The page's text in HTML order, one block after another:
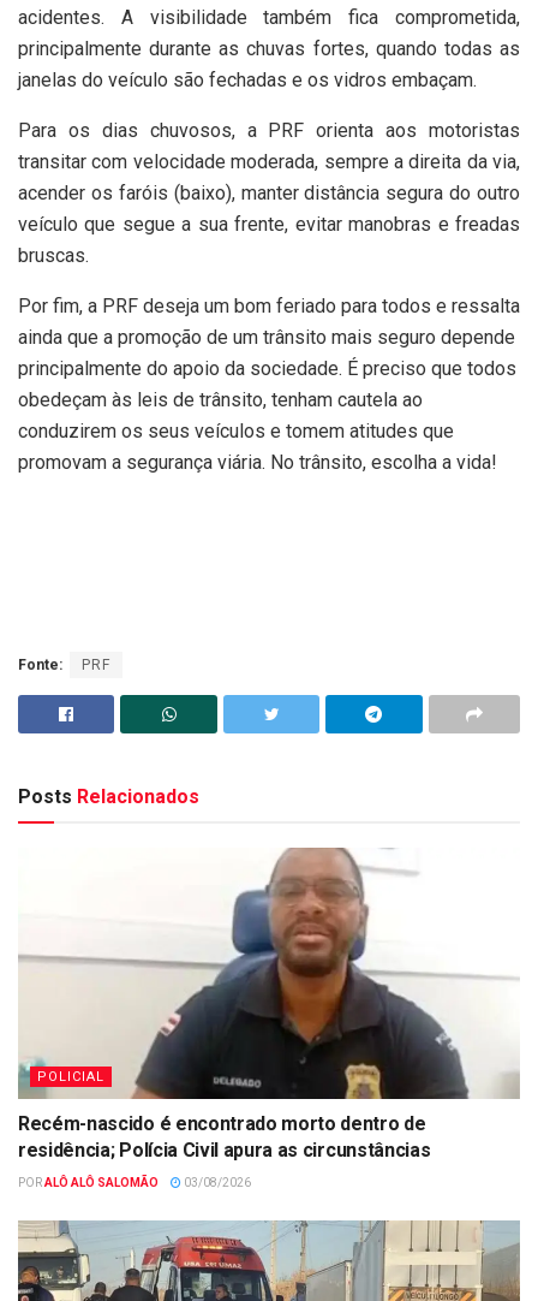
acidentes. A visibilidade também fica comprometida,
principalmente durante as chuvas fortes, quando todas as
janelas do veículo são fechadas e os vidros embaçam.
Para os dias chuvosos, a PRF orienta aos motoristas
transitar com velocidade moderada, sempre a direita da via,
acender os faróis (baixo), manter distância segura do outro
veículo que segue a sua frente, evitar manobras e freadas
bruscas.
Por fim, a PRF deseja um bom feriado para todos e ressalta
ainda que a promoção de um trânsito mais seguro depende
principalmente do apoio da sociedade. É preciso que todos
obedeçam às leis de trânsito, tenham cautela ao
conduzirem os seus veículos e tomem atitudes que
promovam a segurança viária. No trânsito, escolha a vida!
Fonte: PRF
Posts Relacionados
POLICIAL
Recém-nascido é encontrado morto dentro de
residência; Polícia Civil apura as circunstâncias
PORALÔ ALÔ SALOMÃO 03/08/2026